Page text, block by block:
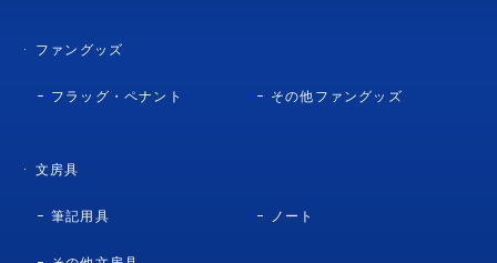
ファングッズ
フラッグ・ペナント その他ファングッズ
文房具
筆記用具 ノート